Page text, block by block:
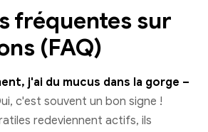
fréquentes sur
(FAQ)
j'ai du mucus dans la gorge –
c'est souvent un bon signe !
redeviennent actifs, ils